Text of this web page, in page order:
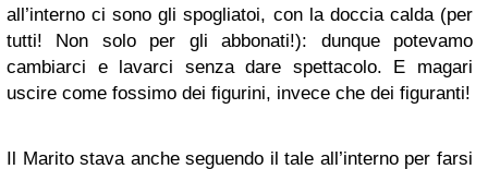
all’interno ci sono gli spogliatoi, con la doccia calda (per
tutti! Non solo per gli abbonati!): dunque potevamo
cambiarci e lavarci senza dare spettacolo. E magari
uscire come fossimo dei figurini, invece che dei figuranti!
Il Marito stava anche seguendo il tale all’interno per farsi